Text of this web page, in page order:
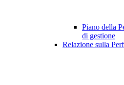
Piano della
di gestione
Relazione sulla